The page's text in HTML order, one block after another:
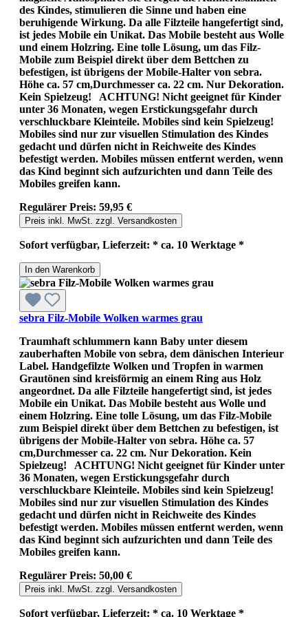
des Kindes, stimulieren die Sinne und haben eine
beruhigende Wirkung. Da alle Filzteile hangefertigt sind,
ist jedes Mobile ein Unikat. Das Mobile besteht aus Wolle
und einem Holzring. Eine tolle Lösung, um das Filz-
Mobile zum Beispiel direkt über dem Bettchen zu
befestigen, ist übrigens der Mobile-Halter von sebra.
Höhe ca. 57 cm,Durchmesser ca. 22 cm. Nur Dekoration.
Kein Spielzeug! ACHTUNG! Nicht geeignet für Kinder
unter 36 Monaten, wegen Erstickungsgefahr durch
verschluckbare Kleinteile. Mobiles sind kein Spielzeug!
Mobiles sind nur zur visuellen Stimulation des Kindes
gedacht und dürfen nicht in Reichweite des Kindes
befestigt werden. Mobiles müssen entfernt werden, wenn
das Kind beginnt sich aufzurichten und dann Teile des
Mobiles greifen kann.
Regulärer Preis: 59,95 €
Preis inkl. MwSt. zzgl. Versandkosten
Sofort verfügbar, Lieferzeit: * ca. 10 Werktage *
In den Warenkorb
sebra Filz-Mobile Wolken warmes grau
Traumhaft schlummern kann Baby unter diesem
zauberhaften Mobile von sebra, dem dänischen Interieur
Label. Handgefilzte Wolken und Tropfen in warmen
Grautönen sind kreisförmig an einem Ring aus Holz
angeordnet. Da alle Filzteile hangefertigt sind, ist jedes
Mobile ein Unikat. Das Mobile besteht aus Wolle und
einem Holzring. Eine tolle Lösung, um das Filz-Mobile
zum Beispiel direkt über dem Bettchen zu befestigen, ist
übrigens der Mobile-Halter von sebra. Höhe ca. 57
cm,Durchmesser ca. 22 cm. Nur Dekoration. Kein
Spielzeug! ACHTUNG! Nicht geeignet für Kinder unter
36 Monaten, wegen Erstickungsgefahr durch
verschluckbare Kleinteile. Mobiles sind kein Spielzeug!
Mobiles sind nur zur visuellen Stimulation des Kindes
gedacht und dürfen nicht in Reichweite des Kindes
befestigt werden. Mobiles müssen entfernt werden, wenn
das Kind beginnt sich aufzurichten und dann Teile des
Mobiles greifen kann.
Regulärer Preis: 50,00 €
Preis inkl. MwSt. zzgl. Versandkosten
Sofort verfügbar, Lieferzeit: * ca. 10 Werktage *